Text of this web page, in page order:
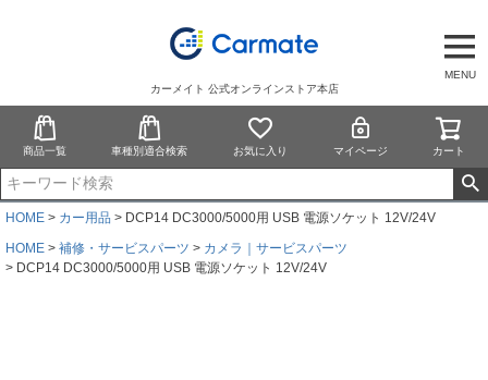
MENU
カーメイト 公式オンラインストア本店
商品一覧 車種別適合検索 お気に入り マイページ カート
HOME カー用品
DCP14 DC3000/5000用 USB 電源ソケット 12V/24V
HOME
補修・サービスパーツ
カメラ｜サービスパーツ
DCP14 DC3000/5000用 USB 電源ソケット 12V/24V